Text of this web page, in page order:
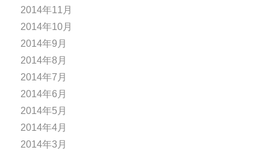
2014年11月
2014年10月
2014年9月
2014年8月
2014年7月
2014年6月
2014年5月
2014年4月
2014年3月